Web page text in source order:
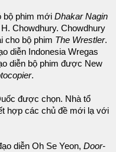
bộ phim mới Dhakar Nagin
Chowdhury. Chowdhury
cho bộ phim The Wrestler.
diễn Indonesia Wregas
diễn bộ phim được New
.
được chọn. Nhà tổ
hợp các chủ đề mới lạ với
diễn Oh Se Yeon, Door-